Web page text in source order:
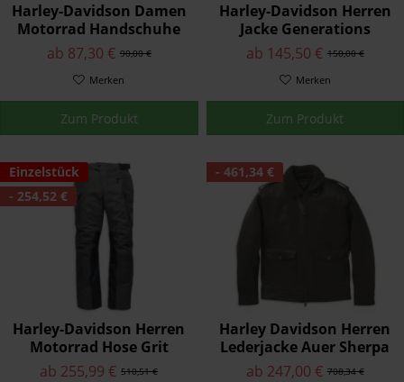
Harley-Davidson Damen
Motorrad Handschuhe
H-D Brawler Schwarz
98109-21EW
90,00 €
ab 87,30 €
Merken
Zum Produkt
Harley-Davidson Herren
Jacke Generations
Schwarz 98162-21VM
150,00 €
ab 145,50 €
Merken
Zum Produkt
Einzelstück
- 254,52 €
Harley-Davidson Herren
Motorrad Hose Grit
Adventure Grau 98181-
510,51 €
ab 255,99 €
- 461,34 €
Harley Davidson Herren
Lederjacke Auer Sherpa
Collar Braun
708,34 €
ab 247,00 €